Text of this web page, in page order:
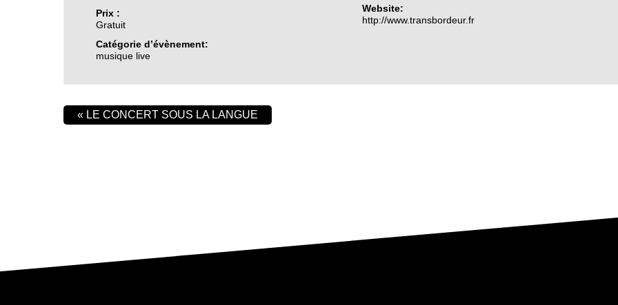
Prix :
Gratuit
Catégorie d’évènement:
musique live
Website:
http://www.transbordeur.fr
« LE CONCERT SOUS LA LANGUE